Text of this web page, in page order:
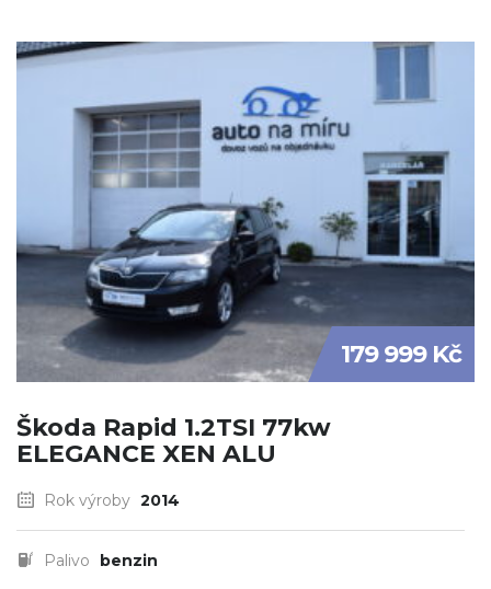
179 999 Kč
Škoda Rapid 1.2TSI 77kw
ELEGANCE XEN ALU
Rok výroby 2014
Palivo benzin